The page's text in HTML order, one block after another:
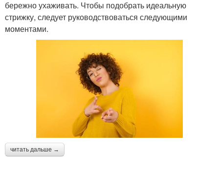
бережно ухаживать. Чтобы подобрать идеальную
стрижку, следует руководствоваться следующими
моментами.
читать дальше →